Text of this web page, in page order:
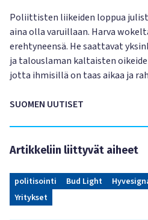
Poliittisten liikeiden loppua
aina olla varuillaan. Harva
erehtyneensä. He saattavat
ja talouslaman kaltaisten
jotta ihmisillä on taas aikaa ja
SUOMEN UUTISET
Artikkeliin liittyvät aiheet
politisointi Bud Light
Yritykset